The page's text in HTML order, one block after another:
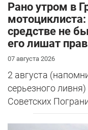
Рано утром в
средстве не
его лишат
07 августа 2026
2 августа
серьезного
Советских